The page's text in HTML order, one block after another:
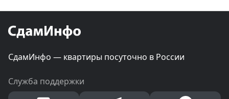
СдамИнфо — квартиры посуточно в России
Служба поддержки